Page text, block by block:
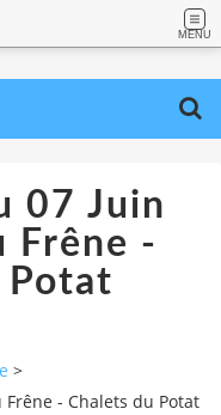
MENU
07 Juin
Frêne -
Potat
>
- Chalets du Potat